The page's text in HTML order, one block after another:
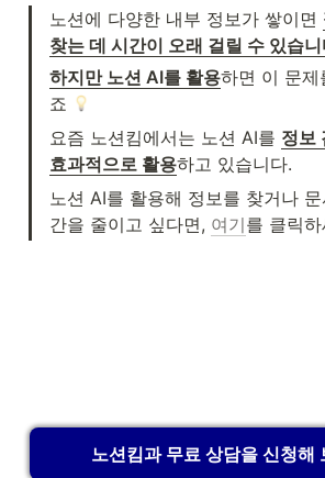
고)
노션에 다양한 내부 정보가 쌓이면
찾는 데 시간이 오래 걸릴 수 있습
하지만 노션 AI를 활용하면 이 문제
죠
요즘 노션킴에서는 노션 AI를 정보
효과적으로 활용하고 있습니다.
노션 AI를 활용해 정보를 찾거나
간을 줄이고 싶다면, 여기를 클릭
노션킴과 무료 상담을 신청해